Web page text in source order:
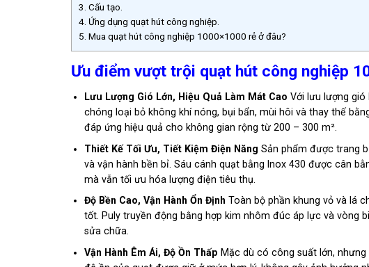
3. Cấu tạo.
4. Ứng dụng quạt hút công nghiệp.
5. Mua quạt hút công nghiệp 1000×1000 rẻ ở đâu?
Ưu điểm vượt trội quạt hút công nghiệp
Lưu Lượng Gió Lớn, Hiệu Quả Làm Mát Cao Với lưu lượng gió
chóng loại bỏ không khí nóng, bụi bẩn, mùi hôi và thay thế
đáp ứng hiệu quả cho không gian rộng từ 200 – 300 m².
Thiết Kế Tối Ưu, Tiết Kiệm Điện Năng Sản phẩm được trang
và vận hành bền bỉ. Sáu cánh quạt bằng Inox 430 được cân
mà vẫn tối ưu hóa lượng điện tiêu thụ.
Độ Bền Cao, Vận Hành Ổn Định Toàn bộ phần khung vỏ và lá
tốt. Puly truyền động bằng hợp kim nhôm đúc áp lực và vòng
sửa chữa.
Vận Hành Êm Ái, Độ Ồn Thấp Mặc dù có công suất lớn,